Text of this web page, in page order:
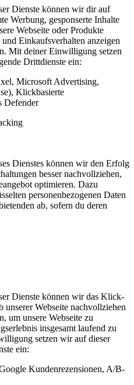
Dienste können wir dir auf
Werbung, gesponserte Inhalte
Webseite oder Produkte
Einkaufsverhalten anzeigen
Mit deiner Einwilligung setzen
Drittdienste ein:
Microsoft Advertising,
Klickbasierte
Defender
Dienstes können wir den Erfolg
besser nachvollziehen,
optimieren. Dazu
personenbezogenen Daten
ab, sofern du deren
Dienste können wir das Klick-
unserer Webseite nachvollziehen
um unsere Webseite zu
insgesamt laufend zu
setzen wir auf dieser
ein:
Kundenrezensionen, A/B-